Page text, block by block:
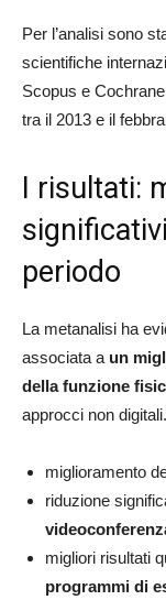
Per l’analisi sono
scientifiche
Scopus e
tra il 2013 e il
I risultati:
periodo
La metanalisi ha
associata a un
della funzione
approcci non
miglioramento
riduzione
migliori risultati
programmi di